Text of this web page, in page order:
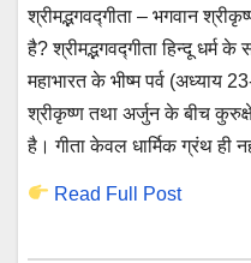
श्रीमद्भगवद्गीता – भगवान
है? श्रीमद्भगवद्गीता हिन्दू धर्म
महाभारत के भीष्म पर्व (अध्याय
श्रीकृष्ण तथा अर्जुन के बीच
है। गीता केवल धार्मिक ग्रंथ ही
Read Full Post